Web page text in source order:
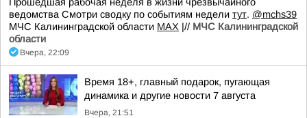
ведомства Смотри сводку по событиям недели тут. @mchs39
МЧС Калининградской области MAX |// МЧС Калининградской
области
Вчера, 22:09
Время 18+, главный подарок, пугающая
динамика и другие новости 7 августа
Вчера, 21:51